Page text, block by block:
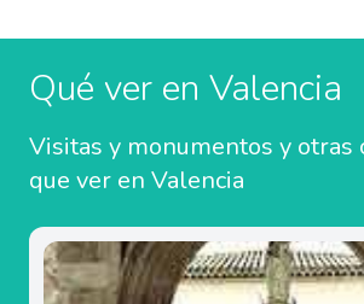
Qué ver en Valencia
Visitas y monumentos y otras
que ver en Valencia